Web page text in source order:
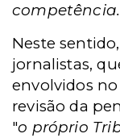
competência.
Neste
jornalistas,
envolvidos
revisão da
"o próprio